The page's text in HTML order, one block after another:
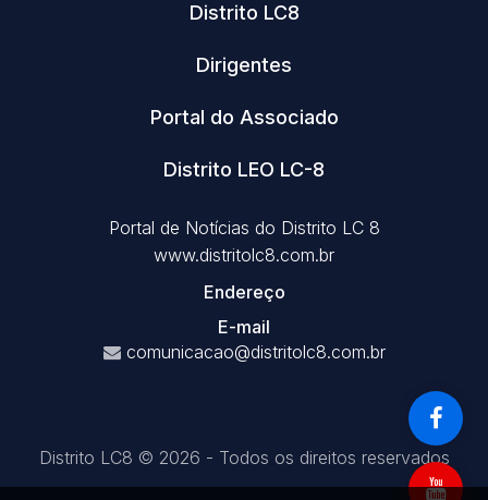
Distrito LC8
Dirigentes
Portal do Associado
Distrito LEO LC-8
Portal de Notícias do Distrito LC 8
www.distritolc8.com.br
Endereço
E-mail
comunicacao@distritolc8.com.br
Distrito LC8 © 2026 - Todos os direitos reservados